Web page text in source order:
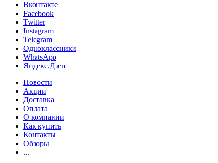
Вконтакте
Facebook
Twitter
Instagram
Telegram
Одноклассники
WhatsApp
Яндекс.Дзен
Новости
Акции
Доставка
Оплата
О компании
Как купить
Контакты
Обзоры
...